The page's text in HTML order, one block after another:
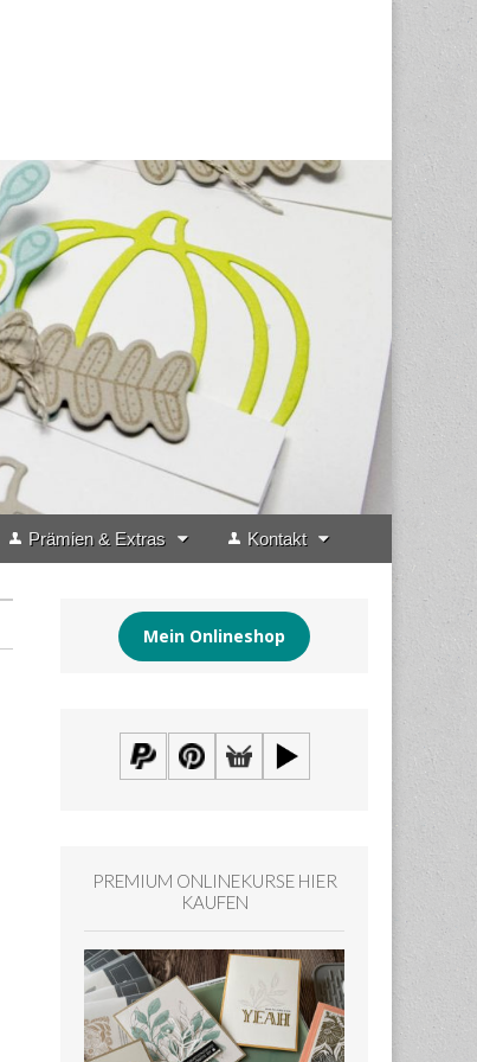
Prämien & Extras Kontakt
Mein Onlineshop
PREMIUM ONLINEKURSE HIER
KAUFEN